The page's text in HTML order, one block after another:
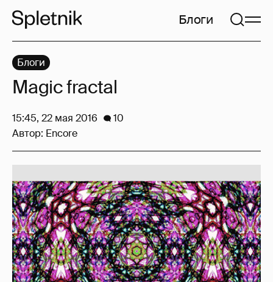
Блоги
Блоги
Magic fractal
15:45, 22 мая 2016
10
Автор: Encore